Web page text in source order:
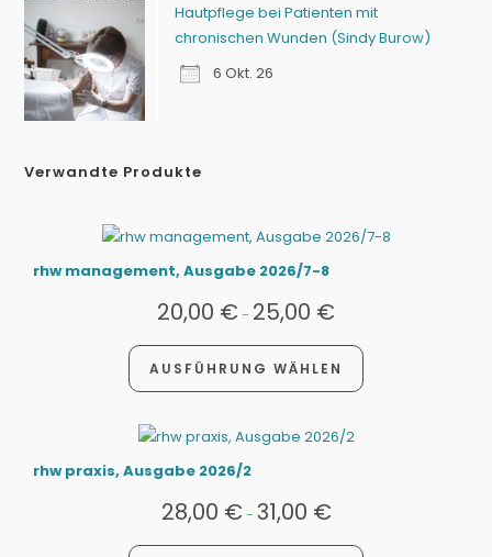
Hautpflege bei Patienten mit
chronischen Wunden (Sindy Burow)
6 Okt. 26
Verwandte Produkte
rhw management, Ausgabe 2026/7-8
20,00 €- 25,00 €
AUSFÜHRUNG WÄHLEN
rhw praxis, Ausgabe 2026/2
28,00 €- 31,00 €